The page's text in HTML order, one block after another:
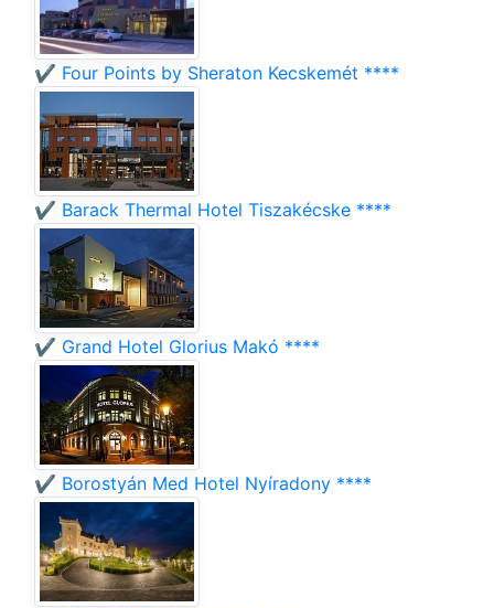
✔️ Four Points by Sheraton Kecskemét ****
✔️ Barack Thermal Hotel Tiszakécske ****
✔️ Grand Hotel Glorius Makó ****
✔️ Borostyán Med Hotel Nyíradony ****